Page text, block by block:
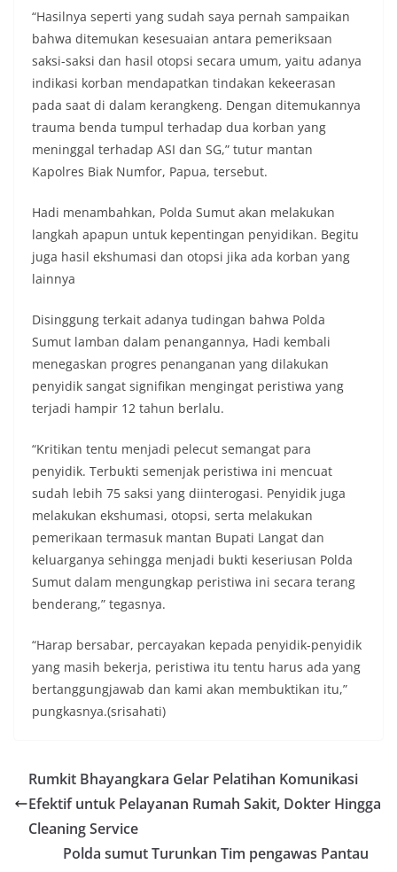
Bhabinkamtibmas di tengah-tengah warga
diharapkan dapat semakin mempererat
hubungan kemitraan antara Polri dan
masyarakat, sekaligus membangun kesadaran
kolektif warga akan pentingnya menjaga
keamanan, ketertiban, dan kekompakan
lingkungan, khususnya dalam menyambut
momentum bersejarah HUT Kemerdekaan
Republik Indonesia.‎Kegiatan sambang ini
rencananya akan terus dilaksanakan secara rutin
Sunggal sebagai bagian dari upaya menciptakan
situasi Kamtibmas yang aman dan kondusif,
sekaligus menumbuhkan semangat nasionalisme
warga dalam menyambut Hari Kemerdekaan RI.
Narkoba Polres Asahan Amankan Pria Pengedar
Sabu, Sita 19,60 Gram Barang Bukti
Ini Alasan Plh Sekda Medan Sarankan Jhon Ester
Lase Segera Dievaluasi
Percepat Penanganan Infrastruktur Kota Medan,
Dinas SDABMBK Perkuat Sinergi dengan
Kecamatan
“Hasilnya seperti yang sudah saya pernah sampaikan
bahwa ditemukan kesesuaian antara pemeriksaan
saksi-saksi dan hasil otopsi secara umum, yaitu adanya
indikasi korban mendapatkan tindakan kekeerasan
pada saat di dalam kerangkeng. Dengan ditemukannya
trauma benda tumpul terhadap dua korban yang
meninggal terhadap ASI dan SG,” tutur mantan
Kapolres Biak Numfor, Papua, tersebut.
Hadi menambahkan, Polda Sumut akan melakukan
langkah apapun untuk kepentingan penyidikan. Begitu
juga hasil ekshumasi dan otopsi jika ada korban yang
lainnya
Disinggung terkait adanya tudingan bahwa Polda
Sumut lamban dalam penangannya, Hadi kembali
menegaskan progres penanganan yang dilakukan
penyidik sangat signifikan mengingat peristiwa yang
terjadi hampir 12 tahun berlalu.
“Kritikan tentu menjadi pelecut semangat para
penyidik. Terbukti semenjak peristiwa ini mencuat
sudah lebih 75 saksi yang diinterogasi. Penyidik juga
melakukan ekshumasi, otopsi, serta melakukan
pemerikaan termasuk mantan Bupati Langat dan
keluarganya sehingga menjadi bukti keseriusan Polda
Sumut dalam mengungkap peristiwa ini secara terang
benderang,” tegasnya.
“Harap bersabar, percayakan kepada penyidik-penyidik
yang masih bekerja, peristiwa itu tentu harus ada yang
bertanggungjawab dan kami akan membuktikan itu,”
pungkasnya.(srisahati)
Rumkit Bhayangkara Gelar Pelatihan Komunikasi
Efektif untuk Pelayanan Rumah Sakit, Dokter Hingga
Cleaning Service
Polda sumut Turunkan Tim pengawas Pantau